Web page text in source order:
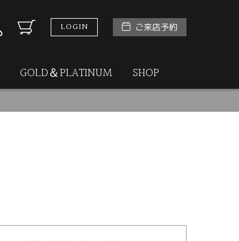
LOGIN ご来店予約
GOLD＆PLATINUM SHOP